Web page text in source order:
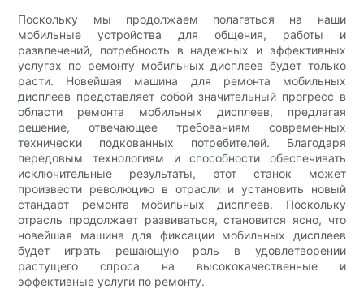
Поскольку мы продолжаем полагаться на наши
мобильные устройства для общения, работы и
развлечений, потребность в надежных и эффективных
услугах по ремонту мобильных дисплеев будет только
расти. Новейшая машина для ремонта мобильных
дисплеев представляет собой значительный прогресс в
области ремонта мобильных дисплеев, предлагая
решение, отвечающее требованиям современных
технически подкованных потребителей. Благодаря
передовым технологиям и способности обеспечивать
исключительные результаты, этот станок может
произвести революцию в отрасли и установить новый
стандарт ремонта мобильных дисплеев. Поскольку
отрасль продолжает развиваться, становится ясно, что
новейшая машина для фиксации мобильных дисплеев
будет играть решающую роль в удовлетворении
растущего спроса на высококачественные и
эффективные услуги по ремонту.